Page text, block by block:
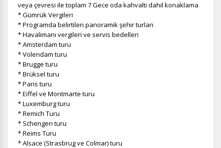
veya çevresi ile toplam 7 Gece oda kahvaltı dahil konaklama
* Gümrük Vergileri
* Programda belirtilen panoramik şehir turları
* Havalimanı vergileri ve servis bedelleri
* Amsterdam turu
* Volendam turu
* Brugge turu
* Brüksel turu
* Paris turu
* Eiffel ve Montmarte turu
* Luxemburg turu
* Remich Turu
* Schengen turu
* Reims Turu
* Alsace (Strasbrug ve Colmar) turu